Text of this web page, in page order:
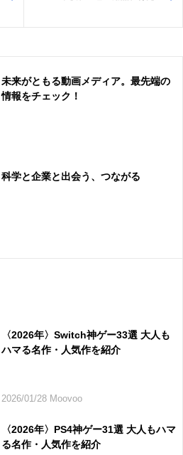
未来がともる動画メディア。最先端の
情報をチェック！
科学と企業と出会う、つながる
〈2026年〉Switch神ゲー33選 大人も
ハマる名作・人気作を紹介
2026/01/28 Moovoo
〈2026年〉PS4神ゲー31選 大人もハマ
る名作・人気作を紹介